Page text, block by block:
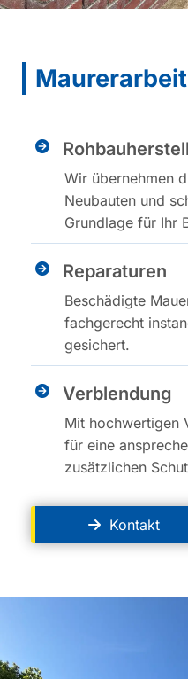
Wir übernehmen
Neubauten und
Grundlage für Ihr
Reparaturen
Beschädigte
fachgerecht
gesichert.
Verblendung
Mit hochwertigen
für eine
zusätzlichen
Kontakt